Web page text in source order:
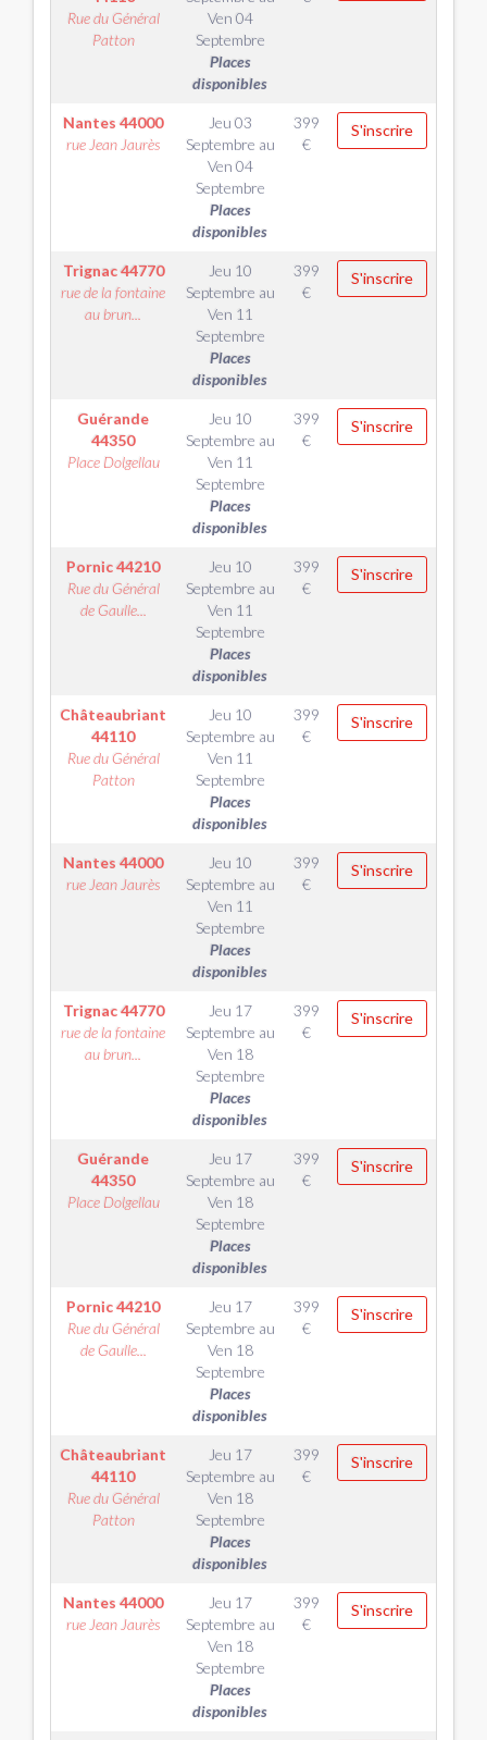
Rue du Général
Patton
Ven 04
Septembre
Places
disponibles
Nantes 44000
rue Jean Jaurès
Jeu 03
Septembre au
Ven 04
Septembre
Places
disponibles
399
€
S'inscrire
Trignac44770
rue de la fontaine
au brun...
Jeu 10
Septembre au
Ven 11
Septembre
Places
disponibles
399
€
S'inscrire
Guérande
44350
Place Dolgellau
Jeu 10
Septembre au
Ven 11
Septembre
Places
disponibles
399
€
S'inscrire
Pornic44210
Rue du Général
de Gaulle...
Jeu 10
Septembre au
Ven 11
Septembre
Places
disponibles
399
€
S'inscrire
Châteaubriant
44110
Rue du Général
Patton
Jeu 10
Septembre au
Ven 11
Septembre
Places
disponibles
399
€
S'inscrire
Nantes 44000
rue Jean Jaurès
Jeu 10
Septembre au
Ven 11
Septembre
Places
disponibles
399
€
S'inscrire
Trignac44770
rue de la fontaine
au brun...
Jeu 17
Septembre au
Ven 18
Septembre
Places
disponibles
399
€
S'inscrire
Guérande
44350
Place Dolgellau
Jeu 17
Septembre au
Ven 18
Septembre
Places
disponibles
399
€
S'inscrire
Pornic44210
Rue du Général
de Gaulle...
Jeu 17
Septembre au
Ven 18
Septembre
Places
disponibles
399
€
S'inscrire
Châteaubriant
44110
Rue du Général
Patton
Jeu 17
Septembre au
Ven 18
Septembre
Places
disponibles
399
€
S'inscrire
Nantes 44000
rue Jean Jaurès
Jeu 17
Septembre au
Ven 18
Septembre
Places
disponibles
399
€
S'inscrire